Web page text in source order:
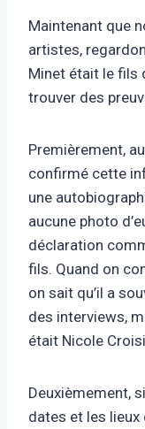
Maintenant que
artistes,
Minet était le fils
trouver des
Premièrement,
confirmé cette
une
aucune photo
déclaration
fils. Quand on
on sait qu’il a
des interviews,
était Nicole
Deuxièmement,
dates et les lieux